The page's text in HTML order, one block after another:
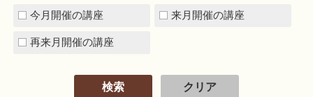
今月開催の講座 来月開催の講座
再来月開催の講座